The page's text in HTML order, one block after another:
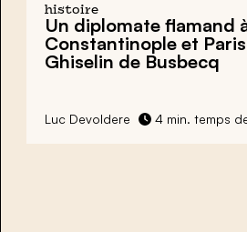
histoire
Un diplomate flamand
Constantinople et
Ghiselin de Busbecq
Luc Devoldere 4 min. temps